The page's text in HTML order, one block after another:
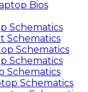
Bios
Schematics
Schematics
Schematics
Schematics
Schematics
Schematics